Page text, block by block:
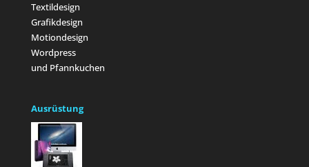
Textildesign
Grafikdesign
Motiondesign
Wordpress
und Pfannkuchen
Ausrüstung